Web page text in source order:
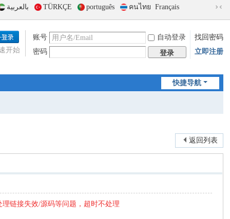
بالعربية TÜRKÇE português คนไทย Français
到
版
账号 自动登录
找回密码
密码
登录 立即注册
开始
快捷导航
返回列表
链接失效/源码等问题，超时不处理